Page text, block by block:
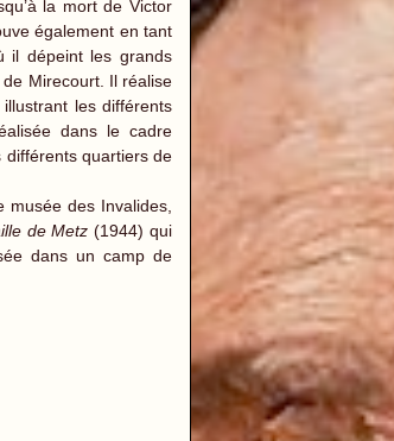
la mort de Victor
également en tant
il dépeint les grands
de Mirecourt. Il réalise
les différents
dans le cadre
différents quartiers de
des Invalides,
de Metz (1944) qui
dans un camp de